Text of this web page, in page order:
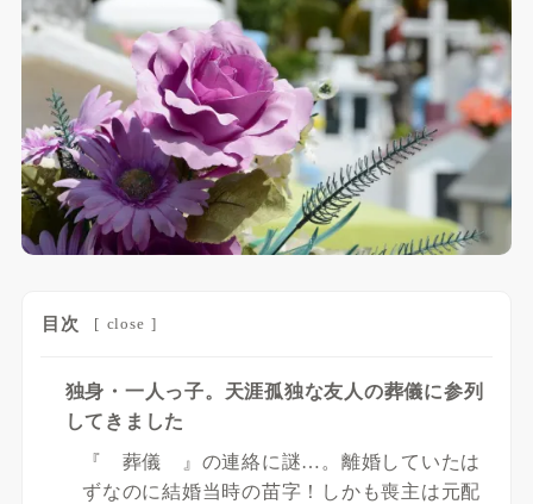
目次 [ close ]
独身・一人っ子。天涯孤独な友人の葬儀に参列
してきました
『 葬儀 』の連絡に謎…。離婚していたは
ずなのに結婚当時の苗字！しかも喪主は元配